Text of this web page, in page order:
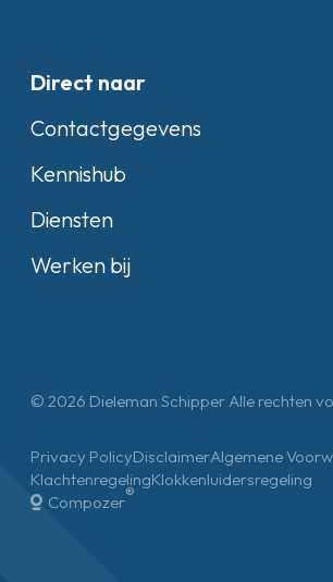
Direct naar
Contactgegevens
Kennishub
Diensten
Werken bij
© 2026 Dieleman Schipper Alle rechten
Privacy PolicyDisclaimerAlgemene
KlachtenregelingKlokkenluidersregeling
Compozer®